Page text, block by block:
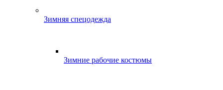
Зимняя спецодежда
Зимние рабочие костюмы